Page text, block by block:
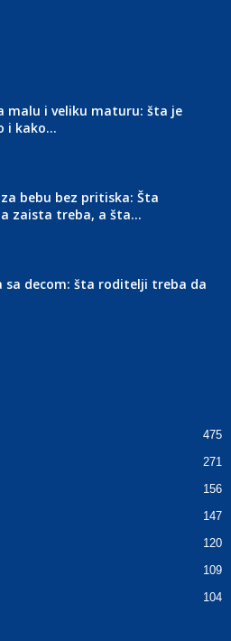
malu i veliku maturu: šta je
i kako...
bebu bez pritiska: Šta
zaista treba, a šta...
sa decom: šta roditelji treba da
475
271
156
147
120
109
104